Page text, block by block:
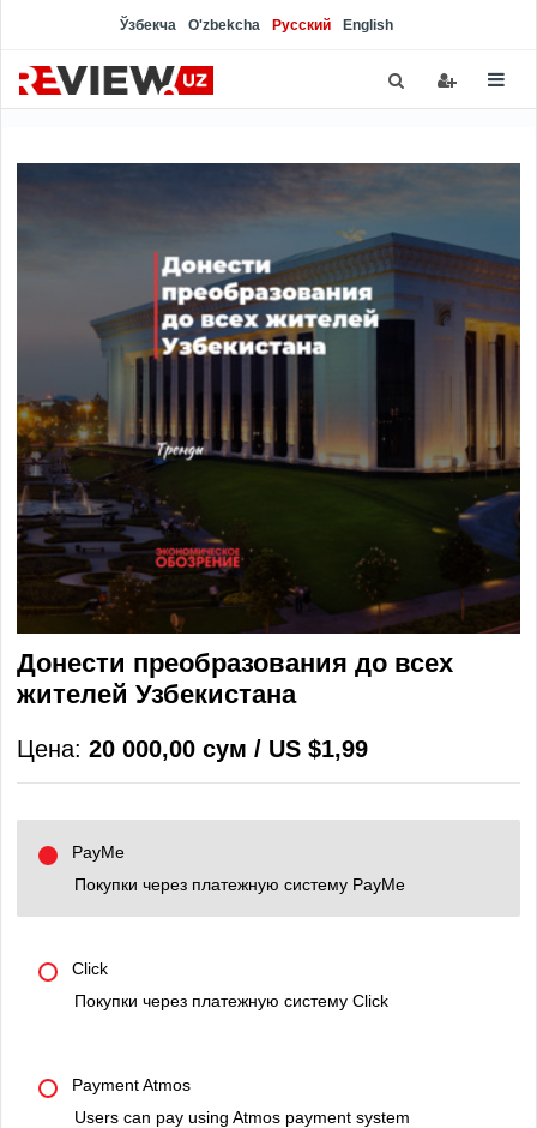
Ўзбекча O'zbekcha Русский English
Донести преобразования до всех
жителей Узбекистана
Цена: 20 000,00 сум / US $1,99
PayMe
Покупки через платежную систему PayMe
Click
Покупки через платежную систему Click
Payment Atmos
Users can pay using Atmos payment system